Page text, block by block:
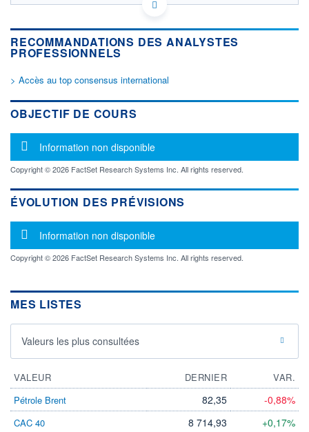
DONNÉES TEMPS DIFFÉRÉ
Politique d'exécution
Cotation sur les autres places
OUVERTURE CLÔTURE VEILLE
0,0000
0
VALORISATION
LIMITE À LA
BAISSE
0,0000
LIMITE À LA
HAUSSE
0,0000
RENDEMENT
ESTIMÉ 2026
- -
-
Non éligible
Boursobank
RECOMMANDATIONS DES ANALYSTES
PROFESSIONNELS
> Accès au top consensus international
OBJECTIF DE COURS
Message d'information
Information non disponible
Copyright © 2026 FactSet Research Systems Inc. All rights reserved.
ÉVOLUTION DES PRÉVISIONS
Message d'information
Information non disponible
Copyright © 2026 FactSet Research Systems Inc. All rights reserved.
MES LISTES
Valeurs les plus consultées
VALEUR DERNIER
VAR.
Pétrole Brent
82,35 -0,88%
CAC 40 8 714,93 +0,17%